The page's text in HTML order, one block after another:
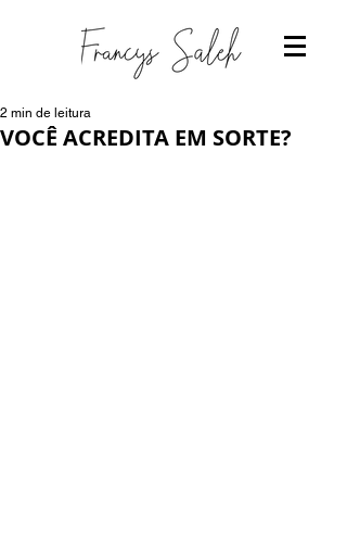
VOCÊ ACREDITA EM SORTE?
2 min de leitura